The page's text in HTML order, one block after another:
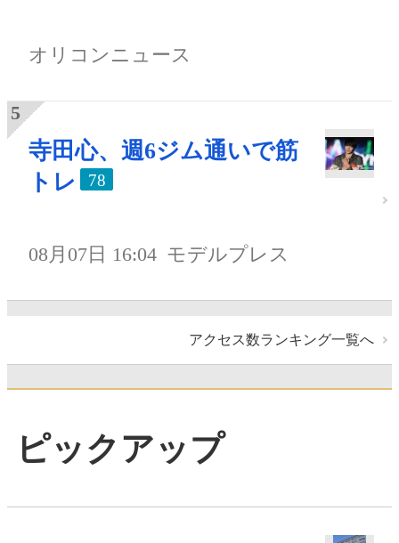
オリコンニュース
寺田心、週6ジム通いで筋
トレ
78
08月07日 16:04 モデルプレス
アクセス数ランキング一覧へ
ピックアップ